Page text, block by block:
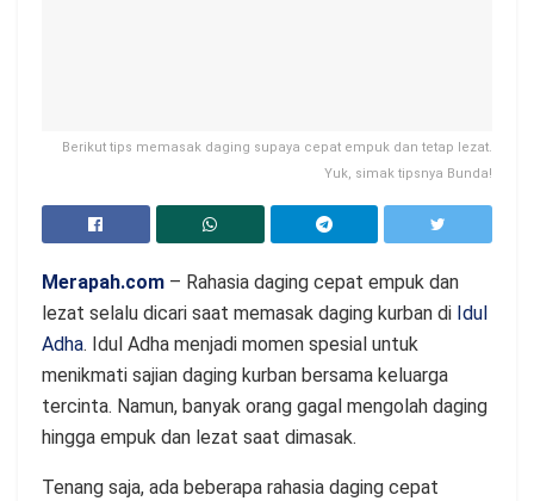
Berikut tips memasak daging supaya cepat empuk dan tetap lezat.
Yuk, simak tipsnya Bunda!
Merapah.com – Rahasia daging cepat empuk dan
lezat selalu dicari saat memasak daging kurban di Idul
Adha. Idul Adha menjadi momen spesial untuk
menikmati sajian daging kurban bersama keluarga
tercinta. Namun, banyak orang gagal mengolah daging
hingga empuk dan lezat saat dimasak.
Tenang saja, ada beberapa rahasia daging cepat